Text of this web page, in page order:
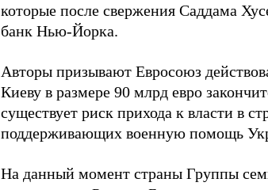
которые после свержения Саддама
банк Нью-Йорка.
Авторы призывают Евросоюз
Киеву в размере 90 млрд евро
существует риск прихода к власти в
поддерживающих военную помощь
На данный момент страны Группы